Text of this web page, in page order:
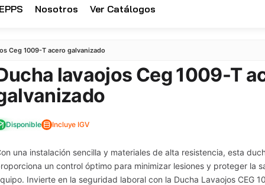
Nosotros Ver Catálogos
Ceg 1009-T acero galvanizado
lavaojos Ceg 1009-T
Disponible Incluye IGV
una instalación sencilla y materiales de alta resistencia, esta
un control óptimo para minimizar lesiones y proteger la
Invierte en la seguridad laboral con la Ducha Lavaojos CEG